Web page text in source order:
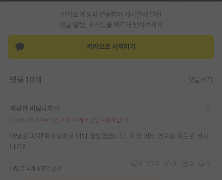
카카오 계정과 연동하여 게시글에 달린
댓글 알람, 소식등을 빠르게 받아보세요
카카오로 시작하기
댓글 10개 댓글쓰기
세심한 피보나치
누적 신고가 20개 이상인 사용자입니다.
아날로그/RF회로설계로 미박 졸업했습니다. 미국 어느 연구실 목표로 하시
나요?
대댓글 4개 대댓글 쓰기